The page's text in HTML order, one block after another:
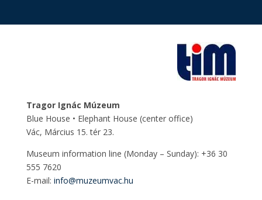
Tragor Ignác Múzeum
Blue House • Elephant House (center office)
Vác, Március 15. tér 23.
Museum information line (Monday – Sunday): +36 30
555 7620
E-mail: info@muzeumvac.hu